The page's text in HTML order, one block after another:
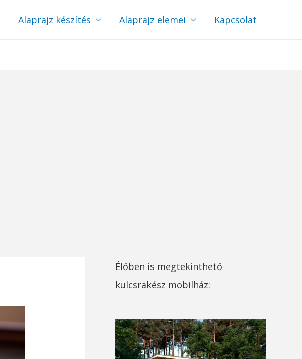
Alaprajz készítés Alaprajz elemei Kapcsolat
Élőben is megtekinthető
kulcsrakész mobilház: